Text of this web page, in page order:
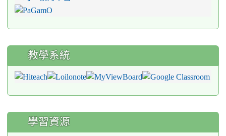
教學系統
學習資源